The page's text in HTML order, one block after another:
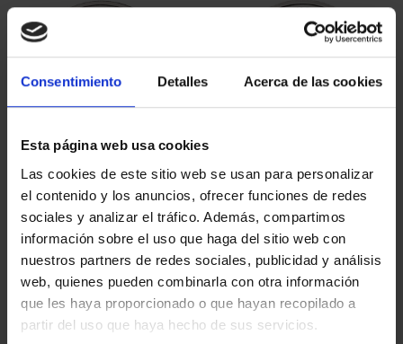
Consentimiento Detalles Acerca de las cookies
Esta página web usa cookies
Las cookies de este sitio web se usan para personalizar
el contenido y los anuncios, ofrecer funciones de redes
sociales y analizar el tráfico. Además, compartimos
información sobre el uso que haga del sitio web con
nuestros partners de redes sociales, publicidad y análisis
web, quienes pueden combinarla con otra información
que les haya proporcionado o que hayan recopilado a
partir del uso que haya hecho de sus servicios.
CIUDADES PATRIMONIO
- ALCALÁ DE HENARES
73,00 €
CIUDADES PATRIMONIO
- CÓRDOBA
73,00 €